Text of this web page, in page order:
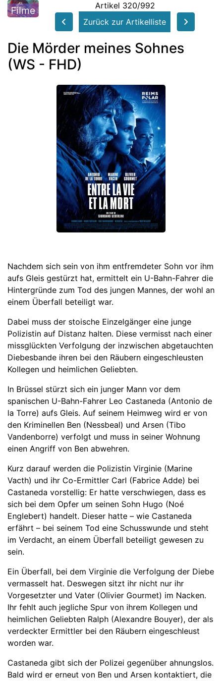
Filme
Artikel 320/992
Zurück zur Artikelliste
Die Mörder meines Sohnes
(WS - FHD)
Nachdem sich sein von ihm entfremdeter Sohn vor ihm
aufs Gleis gestürzt hat, ermittelt ein U-Bahn-Fahrer die
Hintergründe zum Tod des jungen Mannes, der wohl an
einem Überfall beteiligt war.
Dabei muss der stoische Einzelgänger eine junge
Polizistin auf Distanz halten. Diese vermisst nach einer
missglückten Verfolgung der inzwischen abgetauchten
Diebesbande ihren bei den Räubern eingeschleusten
Kollegen und heimlichen Geliebten.
In Brüssel stürzt sich ein junger Mann vor dem
spanischen U-Bahn-Fahrer Leo Castaneda (Antonio de
la Torre) aufs Gleis. Auf seinem Heimweg wird er von
den Kriminellen Ben (Nessbeal) und Arsen (Tibo
Vandenborre) verfolgt und muss in seiner Wohnung
einen Angriff von Ben abwehren.
Kurz darauf werden die Polizistin Virginie (Marine
Vacth) und ihr Co-Ermittler Carl (Fabrice Adde) bei
Castaneda vorstellig: Er hatte verschwiegen, dass es
sich bei dem Opfer um seinen Sohn Hugo (Noé
Englebert) handelt. Dieser hatte – wie Castaneda
erfährt – bei seinem Tod eine Schusswunde und steht
im Verdacht, an einem Überfall beteiligt gewesen zu
sein.
Ein Überfall, bei dem Virginie die Verfolgung der Diebe
vermasselt hat. Deswegen sitzt ihr nicht nur ihr
Vorgesetzter und Vater (Olivier Gourmet) im Nacken.
Ihr fehlt auch jegliche Spur von ihrem Kollegen und
heimlichen Geliebten Ralph (Alexandre Bouyer), der als
verdeckter Ermittler bei den Räubern eingeschleust
worden war.
Castaneda gibt sich der Polizei gegenüber ahnungslos.
Bald wird er erneut von Ben und Arsen kontaktiert, die